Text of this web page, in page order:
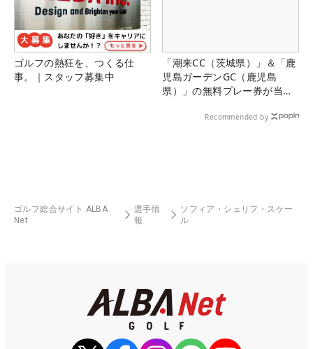
ゴルフの熱狂を、つくる仕
事。｜スタッフ募集中
「潮来CC（茨城県）」＆「鹿
児島ガーデンGC（鹿児島
県）」の無料プレー券が当た
Recommended by
ゴルフ総合サイト ALBA
Net
選手情
報
ソフィア・シェリフ・スケー
ル